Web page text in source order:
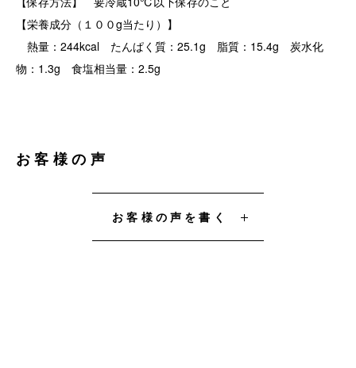
【栄養成分（１００g当たり）】
熱量：244kcal たんぱく質：25.1g 脂質：15.4g 炭水化
物：1.3g 食塩相当量：2.5g
お客様の声
お客様の声を書く